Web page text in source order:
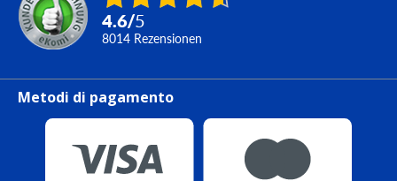
4.6/5
8014 Rezensionen
Metodi di pagamento